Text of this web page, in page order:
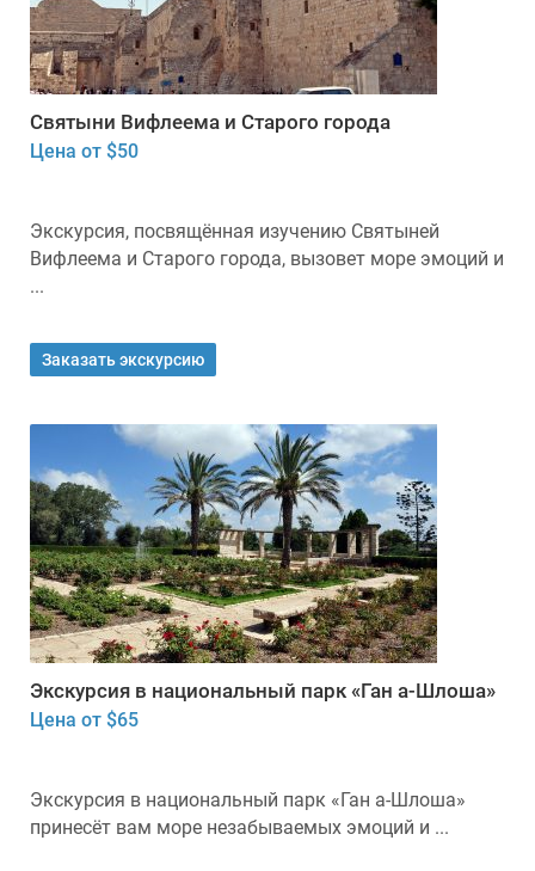
Святыни Вифлеема и Старого города
Цена от $50
Экскурсия, посвящённая изучению Святыней
Вифлеема и Старого города, вызовет море эмоций и
...
Заказать экскурсию
Экскурсия в национальный парк «Ган а-Шлоша»
Цена от $65
Экскурсия в национальный парк «Ган а-Шлоша»
принесёт вам море незабываемых эмоций и ...